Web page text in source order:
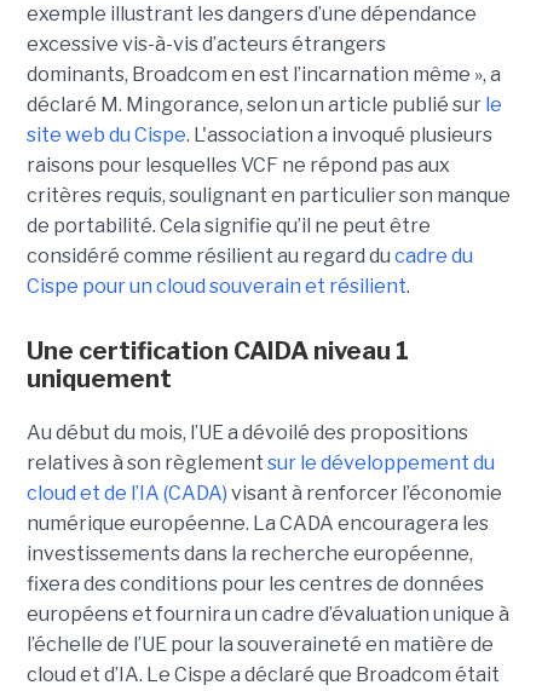
exemple illustrant les dangers d’une dépendance
excessive vis-à-vis d’acteurs étrangers
dominants, Broadcom en est l’incarnation même », a
déclaré M. Mingorance, selon un article publié sur le
site web du Cispe. L'association a invoqué plusieurs
raisons pour lesquelles VCF ne répond pas aux
critères requis, soulignant en particulier son manque
de portabilité. Cela signifie qu’il ne peut être
considéré comme résilient au regard du cadre du
Cispe pour un cloud souverain et résilient.
Une certification CAIDA niveau 1
uniquement
Au début du mois, l’UE a dévoilé des propositions
relatives à son règlement sur le développement du
cloud et de l’IA (CADA) visant à renforcer l’économie
numérique européenne. La CADA encouragera les
investissements dans la recherche européenne,
fixera des conditions pour les centres de données
européens et fournira un cadre d’évaluation unique à
l’échelle de l’UE pour la souveraineté en matière de
cloud et d’IA. Le Cispe a déclaré que Broadcom était